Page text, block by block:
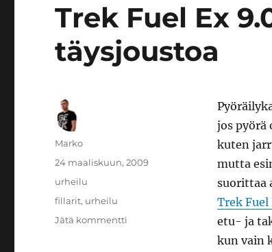
Trek Fuel Ex
täysjoustoa
jos pyörä
kuten
mutta
suorittaa
Trek Fuel
etu- ja
kun vain
Kirjoittaja
Marko
Julkaistu
24 maaliskuun, 2009
Kategoriat
urheilu
Avainsanat
fillarit, urheilu
Jätä kommentti